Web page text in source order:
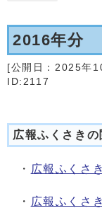
2016年分
[公開日： 2025年
ID:2117
広報ふくさきの
・ 広報ふくさ
・ 広報ふくさ